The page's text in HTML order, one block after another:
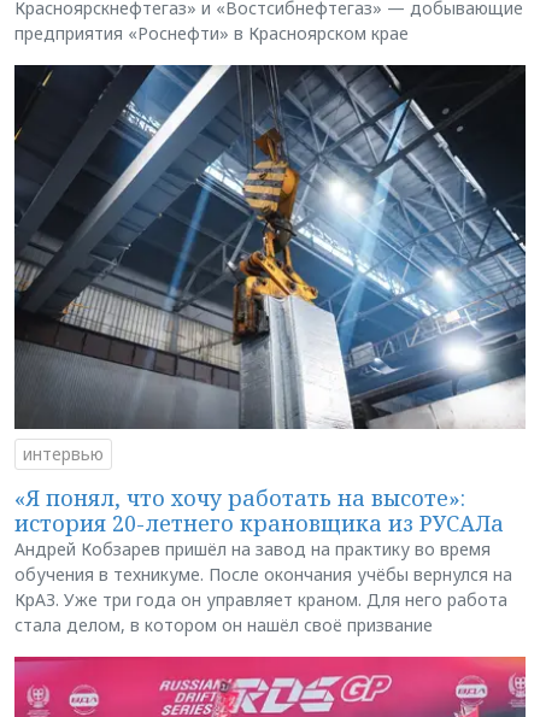
Красноярскнефтегаз» и «Востсибнефтегаз» — добывающие
предприятия «Роснефти» в Красноярском крае
интервью
«Я понял, что хочу работать на высоте»:
история 20-летнего крановщика из РУСАЛа
Андрей Кобзарев пришёл на завод на практику во время
обучения в техникуме. После окончания учёбы вернулся на
КрАЗ. Уже три года он управляет краном. Для него работа
стала делом, в котором он нашёл своё призвание